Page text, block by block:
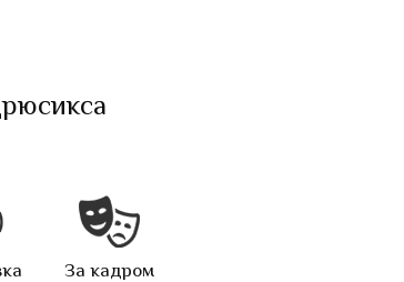
За кадром